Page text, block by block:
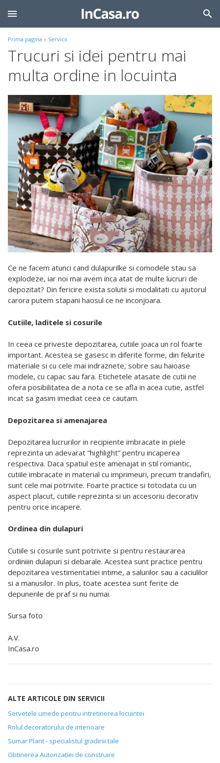
Prima pagina » Servicii
Trucuri si idei pentru mai
multa ordine in locuinta
Ce ne facem atunci cand dulapurilke si comodele stau sa
explodeze, iar noi mai avem inca atat de multe lucruri de
depozitat? Din fericire exista solutii si modalitati cu ajutorul
carora putem stapani haosul ce ne inconjoara.
Cutiile, laditele si cosurile
In ceea ce priveste depozitarea, cutiile joaca un rol foarte
important. Acestea se gasesc in diferite forme, din felurite
materiale si cu cele mai indraznete, sobre sau haioase
modele, cu capac sau fara. Etichetele atasate de cutii ne
ofera posibilitatea de a nota ce se afla in acea cutie, astfel
incat sa gasim imediat ceea ce cautam.
Depozitarea si amenajarea
Depozitarea lucrurilor in recipiente imbracate in piele
reprezinta un adevarat “highlight” pentru incaperea
respectiva. Daca spatiul este amenajat in stil romantic,
cutiile imbracate in material cu imprimeuri, precum trandafiri,
sunt cele mai potrivite. Foarte practice si totodata cu un
aspect placut, cutiile reprezinta si un accesoriu decorativ
pentru orice incapere.
Ordinea din dulapuri
Cutiile si cosurile sunt potrivite si pentru restaurarea
ordiniiin dulapuri si debarale. Acestea sunt practice pentru
depozitarea vestimentatiei intime, a salurilor sau a caciulilor
si a manusilor. In plus, toate acestea sunt ferite de
depunerile de praf si nu numai.
Sursa foto
A.V.
InCasa.ro
ALTE ARTICOLE DIN SERVICII
Servetele umede pentru intretinerea locuintei
Rolul decoratorului de interioare
Sumar Plant - specialistul gradinii tale
Obtinerea Autorizatiei de construire